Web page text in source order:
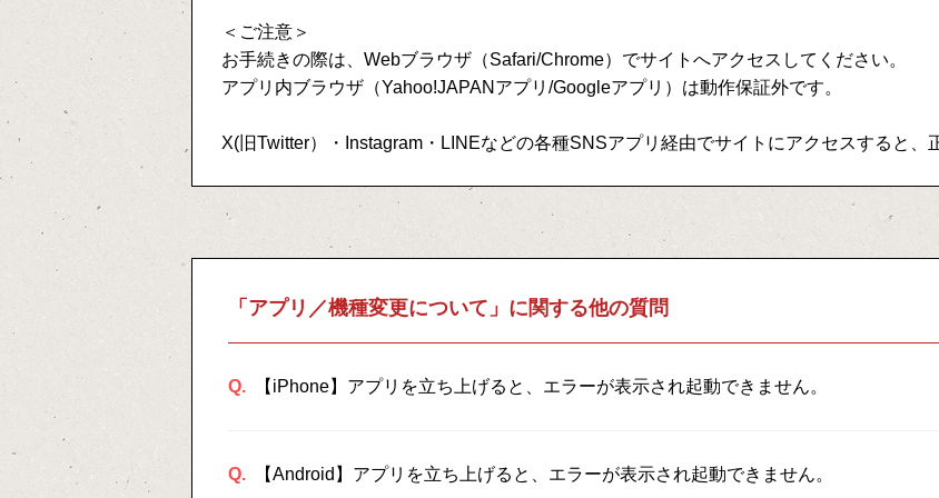
＜ご注意＞
お手続きの際は、Webブラウザ（Safari/Chrome）でサイトへアクセスしてください。
アプリ内ブラウザ（Yahoo!JAPANアプリ/Googleアプリ）は動作保証外です。
X(旧Twitter）・Instagram・LINEなどの各種SNSアプリ経由でサイトにアクセスすると、
「アプリ／機種変更について」に関する他の質問
Q. 【iPhone】アプリを立ち上げると、エラーが表示され起動できません。
Q. 【Android】アプリを立ち上げると、エラーが表示され起動できません。